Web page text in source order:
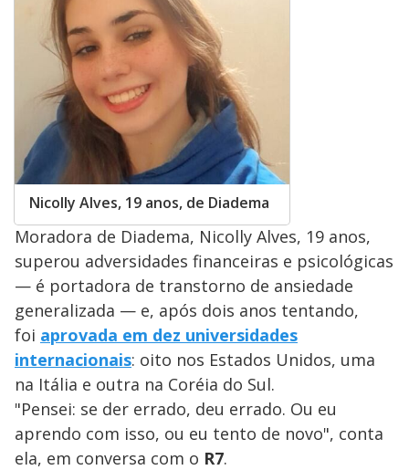
Nicolly Alves, 19 anos, de Diadema
Moradora de Diadema, Nicolly Alves, 19 anos,
superou adversidades financeiras e psicológicas
— é portadora de transtorno de ansiedade
generalizada — e, após dois anos tentando,
foi aprovada em dez universidades
internacionais: oito nos Estados Unidos, uma
na Itália e outra na Coréia do Sul.
"Pensei: se der errado, deu errado. Ou eu
aprendo com isso, ou eu tento de novo", conta
ela, em conversa com o R7.